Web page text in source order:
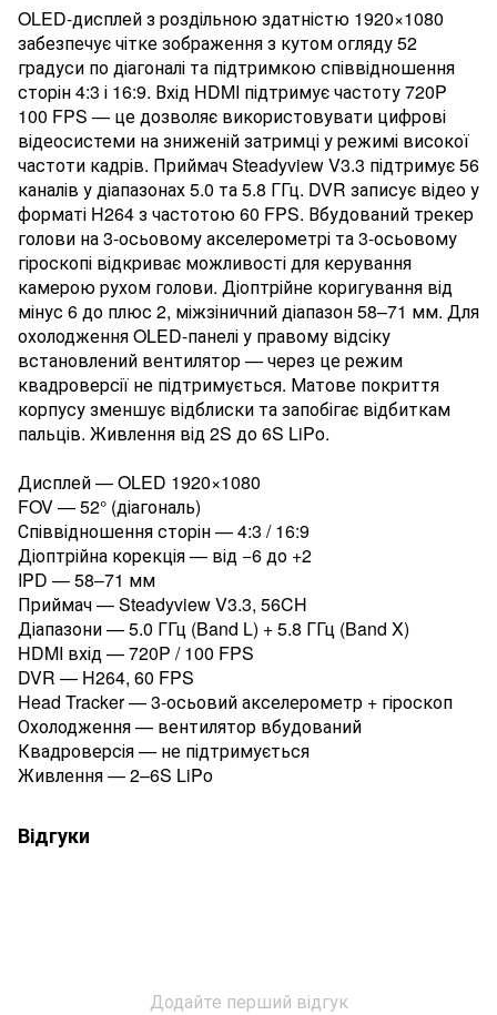
OLED-дисплей з роздільною здатністю 1920×1080
забезпечує чітке зображення з кутом огляду 52
градуси по діагоналі та підтримкою співвідношення
сторін 4:3 і 16:9. Вхід HDMI підтримує частоту 720P
100 FPS — це дозволяє використовувати цифрові
відеосистеми на зниженій затримці у режимі високої
частоти кадрів. Приймач Steadyview V3.3 підтримує 56
каналів у діапазонах 5.0 та 5.8 ГГц. DVR записує відео у
форматі H264 з частотою 60 FPS. Вбудований трекер
голови на 3-осьовому акселерометрі та 3-осьовому
гіроскопі відкриває можливості для керування
камерою рухом голови. Діоптрійне коригування від
мінус 6 до плюс 2, міжзіничний діапазон 58–71 мм. Для
охолодження OLED-панелі у правому відсіку
встановлений вентилятор — через це режим
квадроверсії не підтримується. Матове покриття
корпусу зменшує відблиски та запобігає відбиткам
пальців. Живлення від 2S до 6S LiPo.
Дисплей — OLED 1920×1080
FOV — 52° (діагональ)
Співвідношення сторін — 4:3 / 16:9
Діоптрійна корекція — від −6 до +2
IPD — 58–71 мм
Приймач — Steadyview V3.3, 56CH
Діапазони — 5.0 ГГц (Band L) + 5.8 ГГц (Band X)
HDMI вхід — 720P / 100 FPS
DVR — H264, 60 FPS
Head Tracker — 3-осьовий акселерометр + гіроскоп
Охолодження — вентилятор вбудований
Квадроверсія — не підтримується
Живлення — 2–6S LiPo
Відгуки
Додайте перший відгук